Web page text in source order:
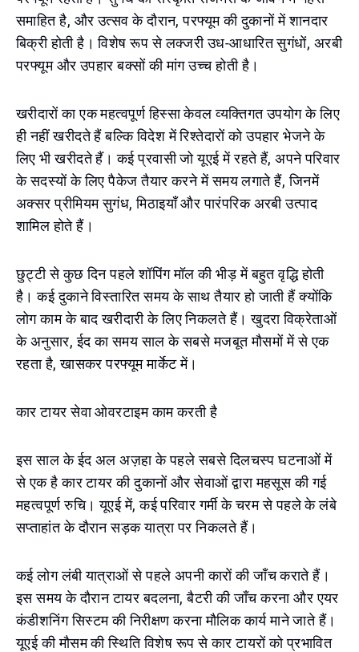
समाहित है, और उत्सव के दौरान, परफ्यूम की दुकानों में शानदार
बिक्री होती है। विशेष रूप से लक्जरी उध-आधारित सुगंधों, अरबी
परफ्यूम और उपहार बक्सों की मांग उच्च होती है।
खरीदारों का एक महत्वपूर्ण हिस्सा केवल व्यक्तिगत उपयोग के लिए
ही नहीं खरीदते हैं बल्कि विदेश में रिश्तेदारों को उपहार भेजने के
लिए भी खरीदते हैं। कई प्रवासी जो यूएई में रहते हैं, अपने परिवार
के सदस्यों के लिए पैकेज तैयार करने में समय लगाते हैं, जिनमें
अक्सर प्रीमियम सुगंध, मिठाइयाँ और पारंपरिक अरबी उत्पाद
शामिल होते हैं।
छुट्टी से कुछ दिन पहले शॉपिंग मॉल की भीड़ में बहुत वृद्धि होती
है। कई दुकाने विस्तारित समय के साथ तैयार हो जाती हैं क्योंकि
लोग काम के बाद खरीदारी के लिए निकलते हैं। खुदरा विक्रेताओं
के अनुसार, ईद का समय साल के सबसे मजबूत मौसमों में से एक
रहता है, खासकर परफ्यूम मार्केट में।
कार टायर सेवा ओवरटाइम काम करती है
इस साल के ईद अल अज़हा के पहले सबसे दिलचस्प घटनाओं में
से एक है कार टायर की दुकानों और सेवाओं द्वारा महसूस की गई
महत्वपूर्ण रुचि। यूएई में, कई परिवार गर्मी के चरम से पहले के लंबे
सप्ताहांत के दौरान सड़क यात्रा पर निकलते हैं।
कई लोग लंबी यात्राओं से पहले अपनी कारों की जाँच कराते हैं।
इस समय के दौरान टायर बदलना, बैटरी की जाँच करना और एयर
कंडीशनिंग सिस्टम की निरीक्षण करना मौलिक कार्य माने जाते हैं।
यूएई की मौसम की स्थिति विशेष रूप से कार टायरों को प्रभावित